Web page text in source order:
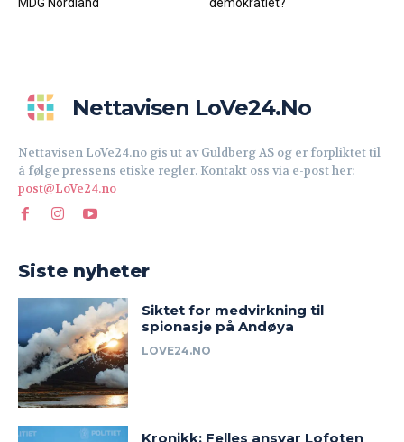
Nettavisen LoVe24.no
Nettavisen LoVe24.no gis ut av Guldberg AS og er forpliktet til
å følge pressens etiske regler. Kontakt oss via e-post her:
post@LoVe24.no
Siste nyheter
Siktet for medvirkning til
spionasje på Andøya
LOVE24.NO
Kronikk: Felles ansvar Lofoten